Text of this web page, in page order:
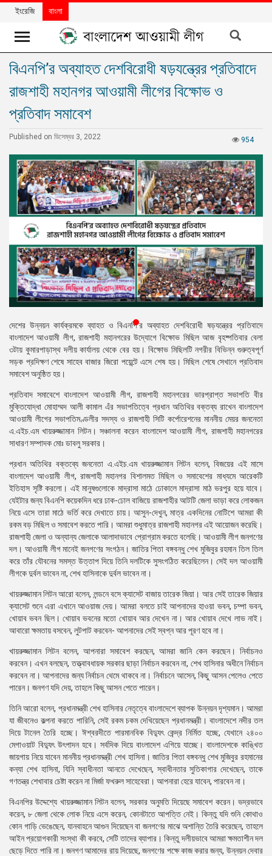
খবর
দলের
নিবন্ধ
বিশেষ
প্রতিবেদন
মতামত
উন্নয়নের
বাংলাদেশ
নিউজলেটার
প্রেস
রিলিজ
প্রকাশনা
গ্যালারি
বিএনপি-
সহিংসতা
সংগঠন
নির্বাচনী
ইংরেজি বাংলা
বিএনপি’র অব্যাহত দেশবিরোধী ষড়যন্ত্রের প্রতিবাদে
রাজশাহী মহানগর আওয়ামী লীগের বিক্ষোভ ও
প্রতিবাদ সমাবেশ
954
Published on ডিসেম্বর 3, 2022
দেশের উন্নয়ন কার্যক্রমকে ব্যাহত ও বিএনপি’র অব্যাহত দেশবিরোধী ষড়যন্ত্রের প্রতিবাদে
বাংলাদেশ আওয়ামী লীগ, রাজশাহী মহানগরের উদ্যোগে বিক্ষোভ মিছিল আজ বৃহষ্পতিবার বেলা
৩টায় কুমারপাড়াস্থ দলীয় কার্যালয় থেকে বের হয়। বিক্ষোভ মিছিলটি নগরীর বিভিন্ন গুরুত্বপূর্ণ
সড়ক প্রদিক্ষণ শেষে সাহেব বাজার জিরো পয়েন্টে এসে শেষ হয়। মিছিল শেষে সেখানে প্রতিবাদ
সমাবেশ অনুষ্ঠিত হয়।
প্রতিবাদ সমাবেশে বাংলাদেশ আওয়ামী লীগ, রাজশাহী মহানগরের ভারপ্রাপ্ত সভাপতি বীর
মুক্তিযোদ্ধা মোহাম্মদ আলী কামাল এঁর সভাপতিত্বে প্রধান অতিথির বক্তব্য রাখেন বাংলাদেশ
আওয়ামী লীগের সভাপতিমণ্ডলীর সদস্য ও রাজশাহী সিটি কর্পোরেশনের মাননীয় মেয়র জননেতা
এ.এইচ.এম খায়রুজ্জামান লিটন। সঞ্চালনা করেন বাংলাদেশ আওয়ামী লীগ, রাজশাহী মহানগরের
সাধারণ সম্পাদক মোঃ ডাবলু সরকার।
প্রধান অতিথির বক্তব্যে জননেতা এ.এইচ.এম খায়রুজ্জামান লিটন বলেন, বিজয়ের এই মাসে
বাংলাদেশ আওয়ামী লীগ, রাজশাহী মহানগর বিশালমত মিছিল ও সমাবেশের মাধ্যমে আরেকটি
ইতিহাস সৃষ্টি করলো। এই মানুষগুলোকে মাদ্রাসা মাঠে ঢোকালে মাদ্রাসা মাঠ ভরপুর হয়ে যাবে।
যেইটার জন্য বিএনপি কয়েকদিন ধরে ঢাক-ঢোল বাজিয়ে রাজশাহীর আটটি জেলা ভাড়া করে লোকজন
নিয়ে এসে তারা মাঠে ভর্তি করে দেখাতে চায়। আসুন-দেখুন, মাত্র একদিনের নোটিশে আমরা কী
রকম বড় মিছিল ও সমাবেশ করতে পারি। আমরা শুধুমাত্র রাজশাহী মহানগর এই আয়োজন করেছি।
রাজশাহী জেলা ও অন্যান্য জেলাকে আলাদাভাবে প্রোগ্রাম করতে বলেছি। আওয়ামী লীগ জনগণের
দল। আওয়ামী লীগ মানেই জনগণের সংগঠন। জাতির পিতা বঙ্গবন্ধু শেখ মুজিবুর রহমান তিল তিল
করে তাঁর যৌবনের সমস্ত উত্তাপ দিয়ে তিনি দলটিকে সুসংগঠিত করেছিলেন। সেই দল আওয়ামী
লীগকে দুর্বল ভাবেন না, শেখ হাসিনাকে দুর্বল ভাবেন না।
খায়রুজ্জামান লিটন আরো বলেন, লন্ডনে বসে ক্যাসেট বাজায় তারেক জিয়া। আর সেই তারেক জিয়ার
ক্যাসেট শুনে এরা এখানে আওয়াজ দেয়। আমরা বলতে চাই আপনাদের হাওয়া ভবন, চম্পা ভবন,
খোয়াব ভবন ছিল। খোয়াব ভবনের মতো খোয়াব আর দেখেন না। আর খোয়াব দেখে লাভ নাই।
আবারো ক্ষমতায় বসবেন, লুটপাট করবেন- আপনাদের সেই স্বপ্ন আর পূরণ হবে না।
খায়রুজ্জামান লিটন বলেন, আপনারা সমাবেশ করছেন, আমরা জানি কেন করছেন। নির্বাচনও
করবেন। এখন বলছেন, তত্ত্বাবধায়ক সরকার ছাড়া নির্বাচন করবেন না, শেখ হাসিনার অধীনে নির্বাচন
করবেন না। আপনাদের জন্য নির্বাচন থেমে থাকবে না। নির্বাচনে আসেন, কিছু আসন পেলেও পেতে
পারেন। জনগণ যদি দেয়, তাহলে কিছু আসন পেতে পারেন।
তিনি আরো বলেন, প্রধানমন্ত্রী শেখ হাসিনার নেতৃত্বে বাংলাদেশে ব্যাপক উন্নয়ন দৃশ্যমান। আমরা
যা জীবনেও কল্পনা করতে পারিনি, সেই রকম চকম দেখিয়েছেন প্রধানমন্ত্রী। বাংলাদেশে নদীর তল
দিয়ে টানেল তৈরি হচ্ছে। ঈশ্বরদীতে পারমানবিক বিদ্যুৎ কেন্দ্র নির্মিত হচ্ছে, যেখানে ২৪০০
মেগাওয়াট বিদ্যুৎ উৎপাদন হবে। সর্বদিক দিয়ে বাংলাদেশ এগিয়ে যাচ্ছে। বাংলাদেশকে কাঙ্খিত
জায়গায় নিয়ে যাবেন মাননীয় প্রধানমন্ত্রী শেখ হাসিনা। জাতির পিতা বঙ্গবন্ধু শেখ মুজিবুর রহমানের
কন্যা শেখ হাসিনা, যিনি স্বাধীনতা আনতে দেখেছেন, স্বাধীনতার সুতিকাগার দেখেছেন, তাকে
গণতন্ত্র শেখাবার চেষ্টা করেন না মির্জা ফখরুল সাহেবেরা। আপনারা হেরে যাবেন, পারবেন না।
বিএনপির উদ্দেশ্যে খায়রুজ্জামান লিটন বলেন, সরকার অনুমতি দিয়েছে সমাবেশ করেন। ভদ্রভাবে
করেন, ৮ জেলা থেকে লোক নিয়ে এসে করেন, কোনটাতে আপত্তি নেই। কিন্তু যদি শুনি কোথাও
কোন গাড়ি ভেঙেছেন, যানবাহনে আগুন দিয়েছেন বা জনগণের মাঝে অশান্তি তৈরি করেছেন, তাহলে
আইন প্রয়োগকারী সংস্থা কী করবে, সেটি তাদের ব্যাপার। কিন্তু দলীয়ভাবে আমরা ক্ষমতাশীন দল
ছেড়ে দিতে পারি না। জনগণ আমাদের রায় দিয়েছে, জনগণের পক্ষে কাজ করার জন্য, উন্নয়ন দেবার